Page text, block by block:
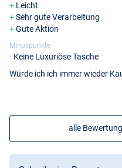
Leicht
Sehr gute Verarbeitung
Gute Aktion
Minuspunkte
Keine Luxuriöse Tasche
Würde ich ich immer wieder
alle